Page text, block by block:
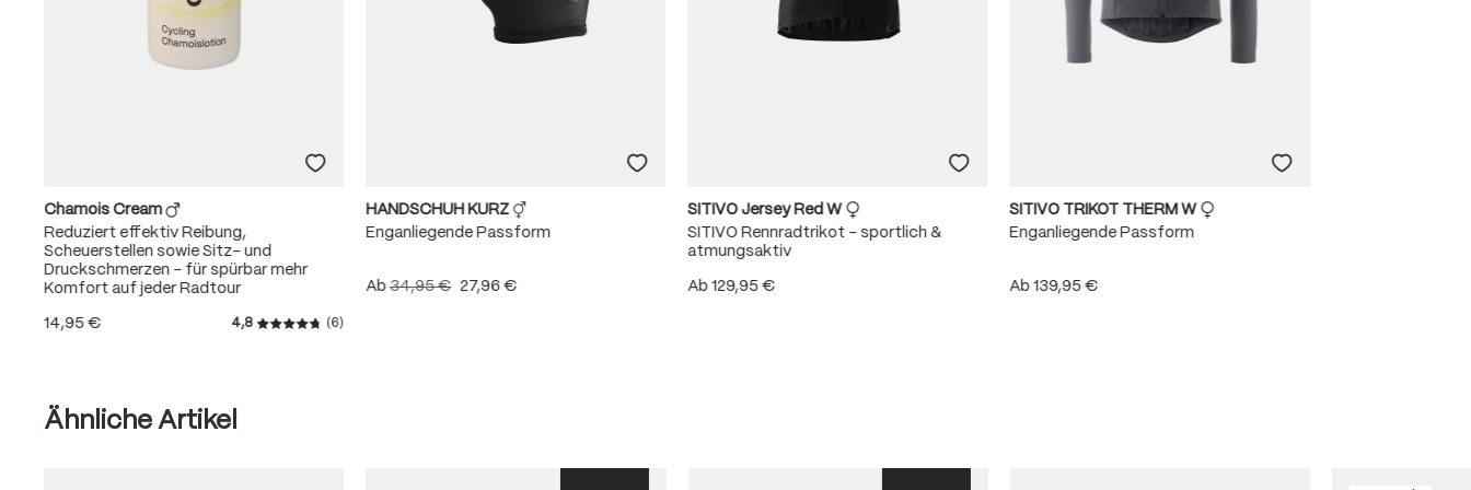
Chamois Cream
Reduziert effektiv Reibung,
Scheuerstellen sowie Sitz- und
Druckschmerzen – für spürbar mehr
Komfort auf jeder Radtour
14,95 € 4,8
Durchschnittliche Bewertung von 4.8 von 5 Sternen
(6)
HANDSCHUH KURZ
Enganliegende Passform
Ab34,95 € 27,96 €
SITIVO Jersey Red W
SITIVO Rennradtrikot – sportlich &
atmungsaktiv
Ab129,95 €
SITIVO TRIKOT THERM W
Enganliegende Passform
Ab139,95 €
Produktgalerie überspringen
Ähnliche Artikel